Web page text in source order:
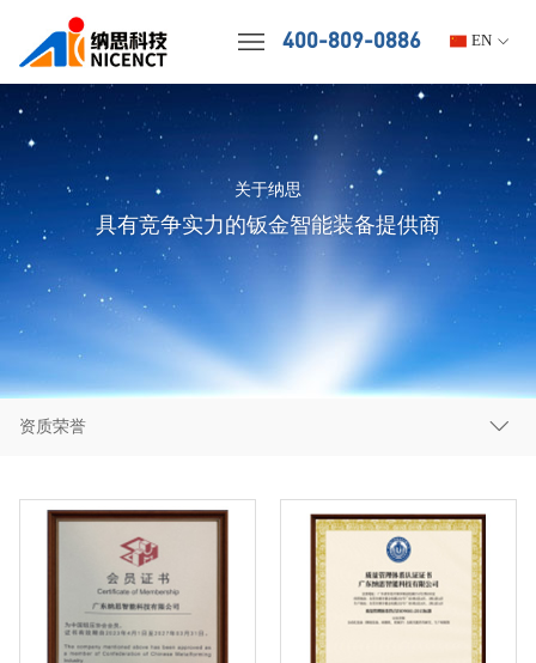
400-809-0886 EN
关于纳思
具有竞争实力的钣金智能装备提供商
资质荣誉